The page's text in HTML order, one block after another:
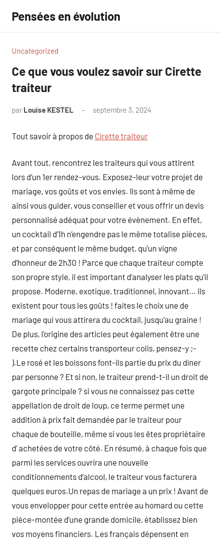
contenu
Pensées en évolution
Uncategorized
Ce que vous voulez savoir sur Cirette
traiteur
par Louise KESTEL septembre 3, 2024
Tout savoir à propos de Cirette traiteur
Avant tout, rencontrez les traiteurs qui vous attirent
lors d’un 1er rendez-vous. Exposez-leur votre projet de
mariage, vos goûts et vos envies. Ils sont à même de
ainsi vous guider, vous conseiller et vous offrir un devis
personnalisé adéquat pour votre évènement. En effet,
un cocktail d’1h n’engendre pas le même totalise pièces,
et par conséquent le même budget, qu’un vigne
d’honneur de 2h30 ! Parce que chaque traiteur compte
son propre style, il est important d’analyser les plats qu’il
propose. Moderne, exotique, traditionnel, innovant… ils
existent pour tous les goûts ! faites le choix une de
mariage qui vous attirera du cocktail, jusqu’au graine !
De plus, l’origine des articles peut également être une
recette chez certains transporteur colis, pensez-y ;-
).Le rosé et les boissons font-ils partie du prix du diner
par personne ? Et si non, le traiteur prend-t-il un droit de
gargote principale ? si vous ne connaissez pas cette
appellation de droit de loup, ce terme permet une
addition à prix fait demandée par le traiteur pour
chaque de bouteille, même si vous les êtes propriétaire
d’ achetées de votre côté. En résumé, à chaque fois que
parmi les services ouvrira une nouvelle
conditionnements d’alcool, le traiteur vous facturera
quelques euros.Un repas de mariage a un prix ! Avant de
vous envelopper pour cette entrée au homard ou cette
pièce-montée d’une grande domicile, établissez bien
vos moyens financiers. Les français dépensent en